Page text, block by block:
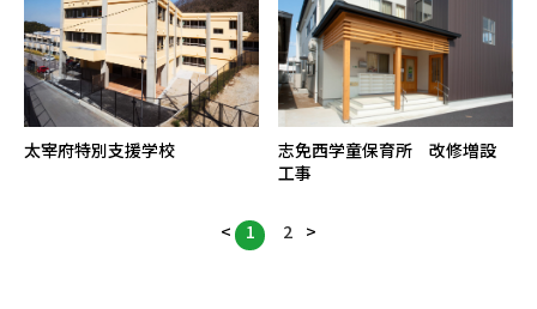
太宰府特別支援学校
志免西学童保育所 改修増設
工事
< 1 2 >